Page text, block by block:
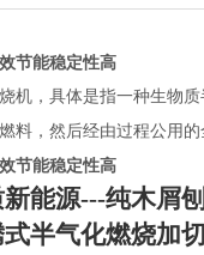
节能稳定性高
机，具体是指一种生物
料，然后经由过程公用
节能稳定性高
能源---纯木屑
半气化燃烧加